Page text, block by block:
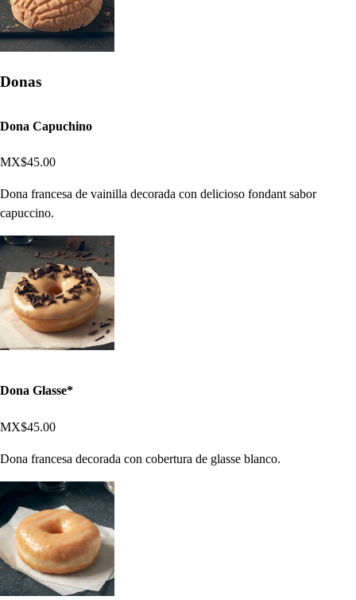
Donas
Dona Capuchino
MX$45.00
Dona francesa de vainilla decorada con delicioso fondant sabor
capuccino.
Dona Glasse*
MX$45.00
Dona francesa decorada con cobertura de glasse blanco.